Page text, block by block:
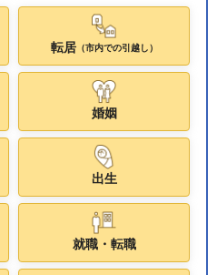
転居（市内での引越し）
婚姻
出生
就職・転職